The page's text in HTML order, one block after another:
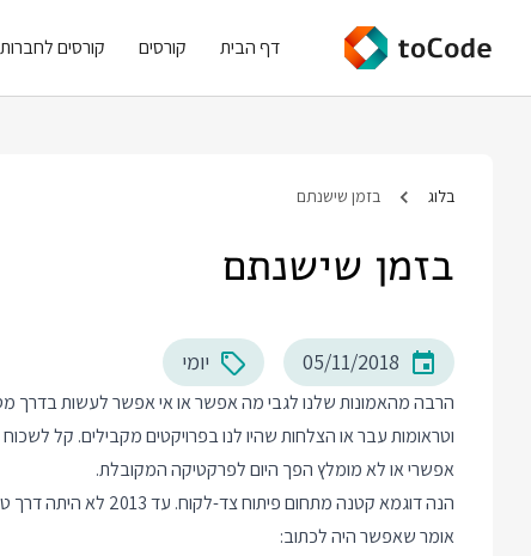
דף הבית קורסים קורסים לחברות
בלוג בזמן שישנתם
בזמן שישנתם
05/11/2018 יומי
הרבה מהאמונות שלנו לגבי מה אפשר או אי אפשר לעשות בדרך
וטראומות עבר או הצלחות שהיו לנו בפרויקטים מקבילים. קל
אפשרי או לא מומלץ הפך היום לפרקטיקה המקובלת.
אומר שאפשר היה לכתוב: